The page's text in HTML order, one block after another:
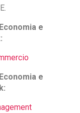
e
e